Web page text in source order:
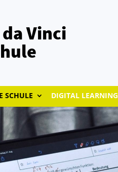
Vinci
SCHULE DIGITAL LEARNING